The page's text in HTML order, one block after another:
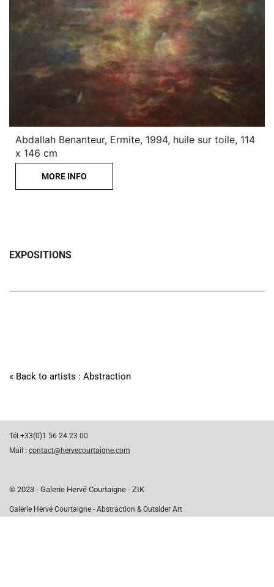
Abdallah Benanteur, Ermite, 1994, huile sur toile, 114
x 146 cm
MORE INFO
EXPOSITIONS
« Back to artists : Abstraction
Tél +33(0)1 56 24 23 00
Mail : contact@hervecourtaigne.com
© 2023 - Galerie Hervé Courtaigne - ZIK
Galerie Hervé Courtaigne - Abstraction & Outsider Art